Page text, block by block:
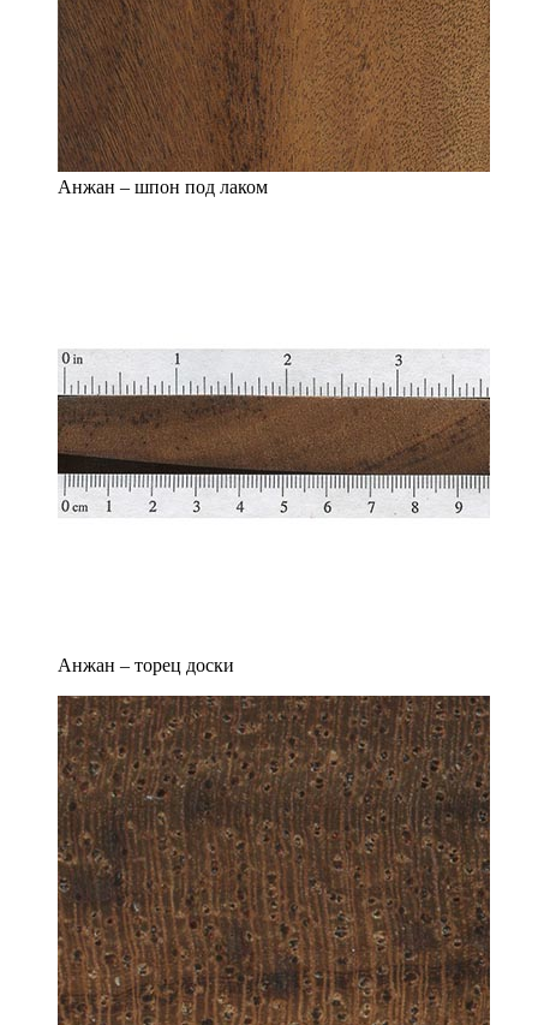
Анжан – шпон под лаком
Анжан – торец доски